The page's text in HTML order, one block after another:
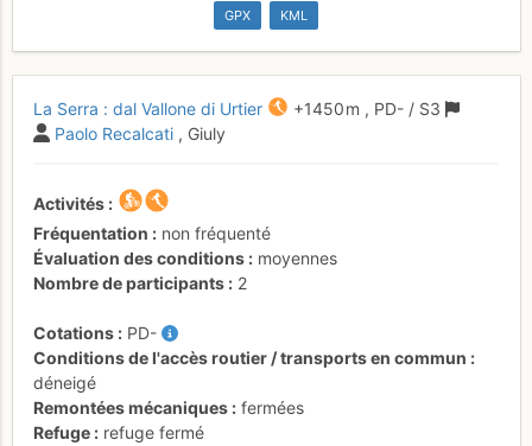
GPX KML
La Serra : dal Vallone di Urtier +1450 m , PD- / S3
Paolo Recalcati , Giuly
Activités
Fréquentation
non fréquenté
Évaluation des conditions
moyennes
Nombre de participants
2
Cotations
PD-
Conditions de l'accès routier / transports en commun
déneigé
Remontées mécaniques
fermées
Refuge
refuge fermé